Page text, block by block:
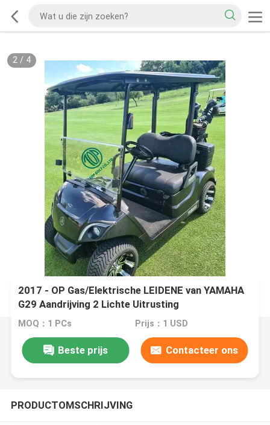
2/ 4
2017 - OP Gas/Elektrische LEIDENE van YAMAHA
G29 Aandrijving 2 Lichte Uitrusting
MOQ：1 PCs Prijs：1 USD
Beste prijs Contacteer ons
PRODUCTOMSCHRIJVING